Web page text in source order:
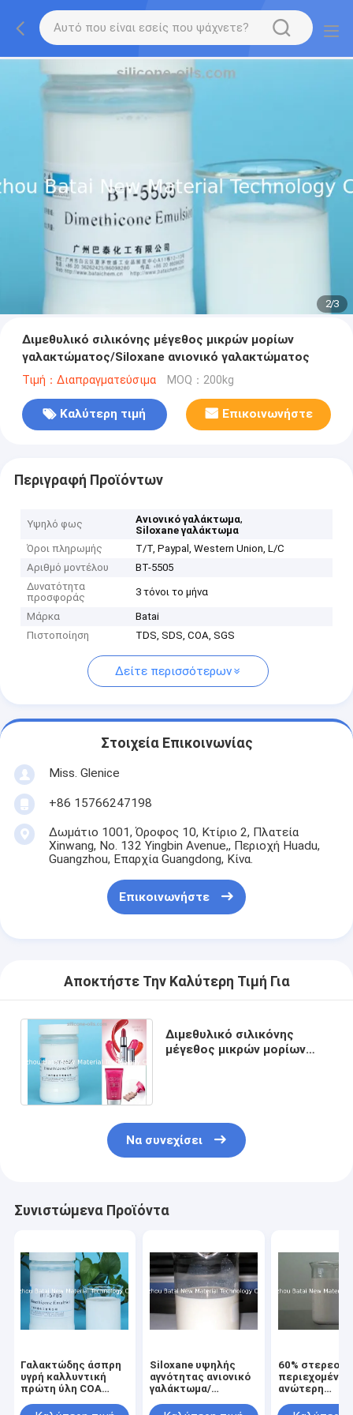
2/3
Διμεθυλικό σιλικόνης μέγεθος μικρών μορίων
γαλακτώματος/Siloxane ανιονικό γαλακτώματος
Τιμή：Διαπραγματεύσιμα MOQ：200kg
Καλύτερη τιμή Επικοινωνήστε
Περιγραφή Προϊόντων
Υψηλό φως Ανιονικό γαλάκτωμα,
Siloxane γαλάκτωμα
Όροι πληρωμής
T/T, Paypal, Western Union, L/C
Αριθμό μοντέλου
BT-5505
Δυνατότητα
προσφοράς
3 τόνοι το μήνα
Μάρκα
Batai
Πιστοποίηση
TDS, SDS, COA, SGS
Δείτε περισσότερων
Στοιχεία Επικοινωνίας
Miss. Glenice
+86 15766247198
Δωμάτιο 1001, Όροφος 10, Κτίριο 2, Πλατεία
Xinwang, No. 132 Yingbin Avenue,, Περιοχή Huadu,
Guangzhou, Επαρχία Guangdong, Κίνα.
Επικοινωνήστε
Αποκτήστε Την Καλύτερη Τιμή Για
Διμεθυλικό σιλικόνης
μέγεθος μικρών μορίων
Να συνεχίσει
Συνιστώμενα Προϊόντα
Γαλακτώδης άσπρη
υγρή καλλυντική
πρώτη ύλη COA
γαλακτώματος
Siloxane υψηλής
αγνότητας ανιονικό
γαλάκτωμα/
Dimethicone
60% στερεού
περιεχομένου
ανώτερη
απόδοση